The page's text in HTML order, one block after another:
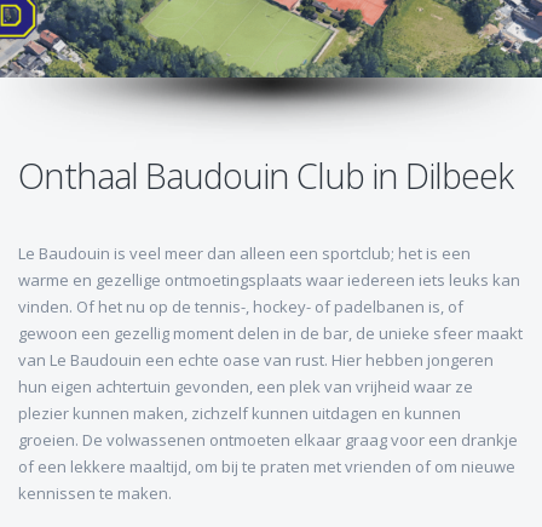
Onthaal Baudouin Club in Dilbeek
Le Baudouin is veel meer dan alleen een sportclub; het is een
warme en gezellige ontmoetingsplaats waar iedereen iets leuks kan
vinden. Of het nu op de tennis-, hockey- of padelbanen is, of
gewoon een gezellig moment delen in de bar, de unieke sfeer maakt
van Le Baudouin een echte oase van rust. Hier hebben jongeren
hun eigen achtertuin gevonden, een plek van vrijheid waar ze
plezier kunnen maken, zichzelf kunnen uitdagen en kunnen
groeien. De volwassenen ontmoeten elkaar graag voor een drankje
of een lekkere maaltijd, om bij te praten met vrienden of om nieuwe
kennissen te maken.